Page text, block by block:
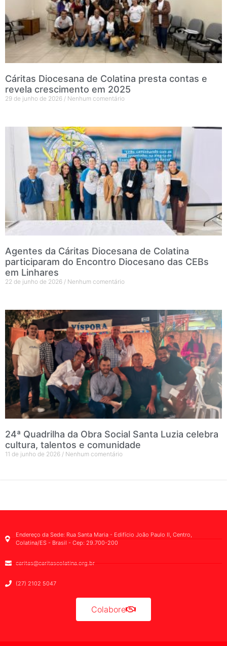
Cáritas Diocesana de Colatina presta contas e
revela crescimento em 2025
29 de junho de 2026 Nenhum comentário
Agentes da Cáritas Diocesana de Colatina
participaram do Encontro Diocesano das CEBs
em Linhares
22 de junho de 2026 Nenhum comentário
24ª Quadrilha da Obra Social Santa Luzia celebra
cultura, talentos e comunidade
11 de junho de 2026 Nenhum comentário
Endereço da Sede: Rua Santa Maria - Edifício João Paulo II, Centro,
Colatina/ES - Brasil - Cep: 29.700-200
caritas@caritascolatina.org.br
(27) 2102 5047
Colabore